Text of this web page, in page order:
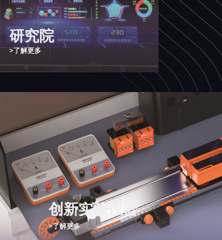
研究院
>了解更多
创新实验仪器
>了解更多